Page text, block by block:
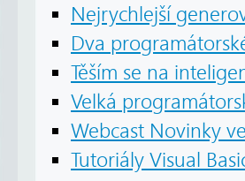
Nejrychlejší
Dva
Těším se na
Velká
Webcast Novinky
Tutoriály Visual